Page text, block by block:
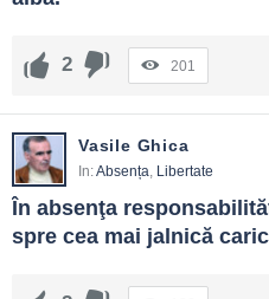
2 201
Vasile Ghica
In:Absența, Libertate
În absenţa
spre cea mai jalnică